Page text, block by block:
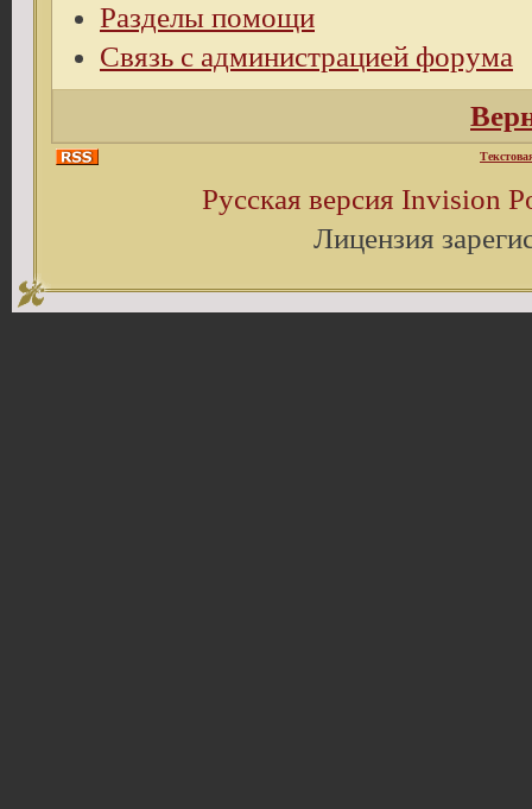
Разделы помощи
Связь с администрацией форума
Русская версия Invision
Лицензия